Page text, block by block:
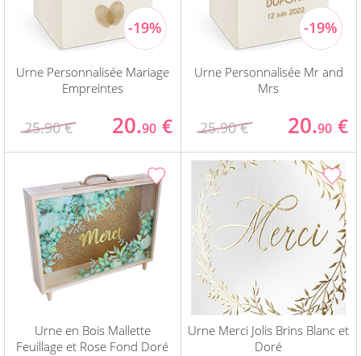
Urne Personnalisée Mariage
Empreintes
25.90 € 20.90 €
Urne Personnalisée Mr and
Mrs
25.90 € 20.90 €
Urne en Bois Mallette
Feuillage et Rose Fond Doré
Urne Merci Jolis Brins Blanc et
Doré